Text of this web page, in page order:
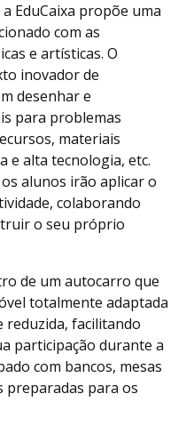
EduCaixa propõe uma
com as
e artísticas. O
inovador de
desenhar e
para problemas
materiais
e alta tecnologia, etc.
alunos irão aplicar o
colaborando
o seu próprio
de um autocarro que
totalmente adaptada
reduzida, facilitando
participação durante a
com bancos, mesas
preparadas para os